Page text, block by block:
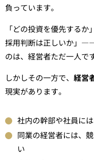
負っています。
「どの投資を優先する
採用判断は正しいか」
のは、経営者ただ一人で
しかしその一方で、 経営
現実があります。
社内の幹部や社員に
同業の経営者には、
い